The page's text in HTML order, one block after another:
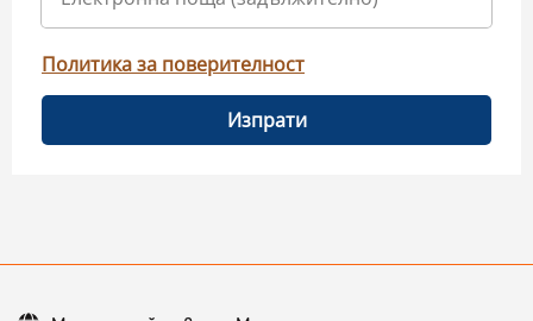
Политика за поверителност
Изпрати